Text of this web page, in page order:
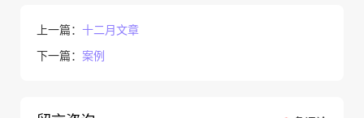
上一篇： 十二月文章
下一篇： 案例